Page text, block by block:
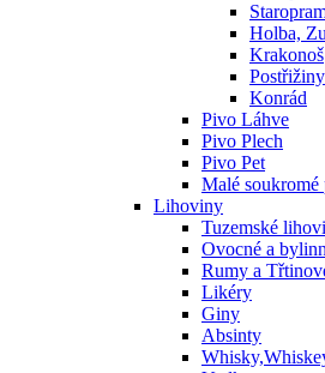
Holba,
Krakonoš
Postřižiny
Konrád
Pivo Láhve
Pivo Plech
Pivo Pet
Malé
Lihoviny
Tuzemské
Ovocné a
Rumy a
Likéry
Giny
Absinty